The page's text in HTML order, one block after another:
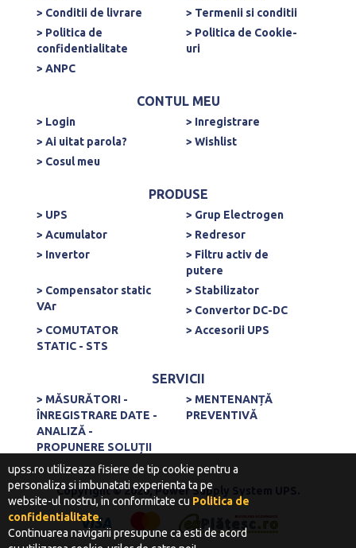
> Conditii de livrare
> Termenii si conditii
> Politica de
confidentialitate
> Politica de Cookie-
uri
> ANPC
CONTUL MEU
> Login
> Inregistrare
> Ai uitat parola?
> Wishlist
> Cosul meu
PRODUSE
> UPS
> Grup Electrogen
> Acumulator
> Redresor
> Invertor
> Filtru activ de
putere
> Compensator static
VAr
> Stabilizator
> Convertor DC-DC
> COMUTATOR
STATIC - STS
> Accesorii UPS
SERVICII
> MĂSURĂTORI -
ÎNREGISTRARE DATE -
ANALIZĂ -
PROPUNERE SOLUȚII
> MENTENANȚĂ
PREVENTIVĂ
Copyright © 2020, Power Supply System UPS.
upss.ro utilizeaza fisiere de tip cookie pentru a
personaliza si imbunatati experienta ta pe
website-ul nostru, in conformitate cu Politica de
confidentialitate.
Continuarea navigarii presupune ca esti de acord